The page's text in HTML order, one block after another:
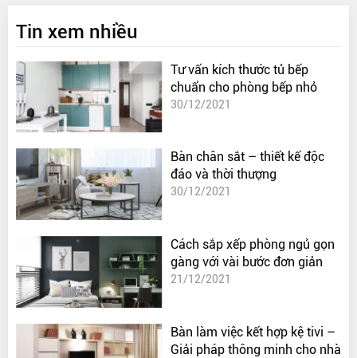
Tin xem nhiều
Tư vấn kích thước tủ bếp
chuẩn cho phòng bếp nhỏ
30/12/2021
Bàn chân sắt – thiết kế độc
đáo và thời thượng
30/12/2021
Cách sắp xếp phòng ngủ gọn
gàng với vài bước đơn giản
21/12/2021
Bàn làm việc kết hợp kệ tivi –
Giải pháp thông minh cho nhà